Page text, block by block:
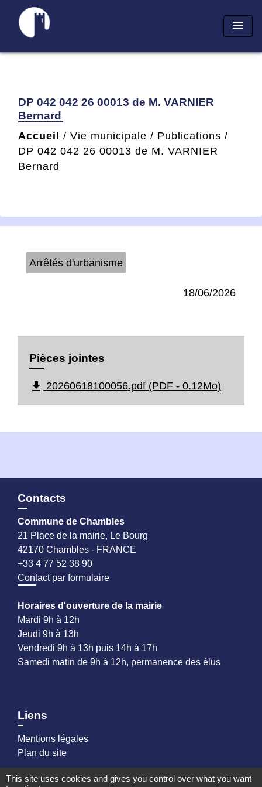
menu
DP 042 042 26 00013 de M. VARNIER
Bernard
Accueil / Vie municipale / Publications /
DP 042 042 26 00013 de M. VARNIER
Bernard
Arrêtés d'urbanisme
18/06/2026
Pièces jointes
file_download 20260618100056.pdf (PDF - 0.12Mo)
Contacts
Commune de Chambles
21 Place de la mairie, Le Bourg
42170 Chambles - FRANCE
+33 4 77 52 38 90
Contact par formulaire
Horaires d'ouverture de la mairie
Mardi 9h à 12h
Jeudi 9h à 13h
Vendredi 9h à 13h puis 14h à 17h
Samedi matin de 9h à 12h, permanence des élus
Liens
Mentions légales
Plan du site
This site uses cookies and gives you control over what you want